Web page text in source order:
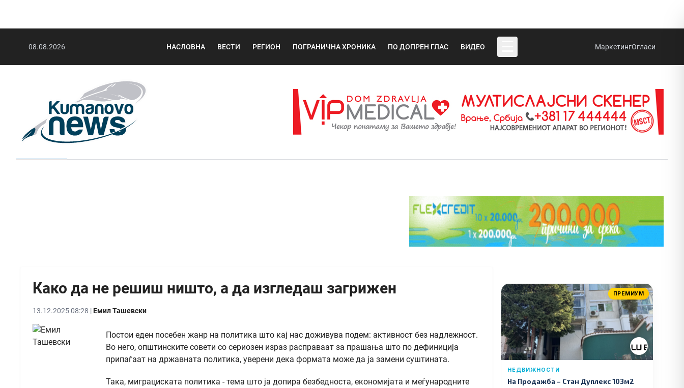
08.08.2026 НАСЛОВНА ВЕСТИ РЕГИОН ПОГРАНИЧНА ХРОНИКА ПО ДОПРЕН ГЛАС ВИДЕО МаркетингОгласи
Како да не решиш ништо, а да изгледаш загрижен
13.12.2025 08:28 |Емил Ташевски
Постои еден посебен жанр на политика што кај нас доживува подем: активност без надлежност.
Во него, општинските совети со сериозен израз расправаат за прашања што по дефиниција
припаѓаат на државната политика, уверени дека формата може да ја замени суштината.
Така, миграциската политика - тема што ја допира безбедноста, економијата и меѓународните
ПРЕМИУМ
НЕДВИЖНОСТИ
На Продажба – Стан Дуплекс 103м2